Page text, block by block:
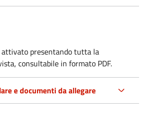
attivato presentando tutta la
consultabile in formato PDF.
e documenti da allegare